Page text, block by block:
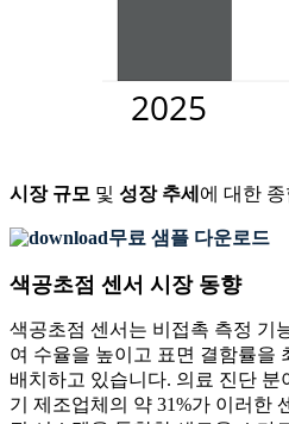
시장 규모 및 성장 추세 에 대한
무료 샘플 다운로드
색공초점 센서 시장 동향
색공초점 센서는 비접촉 측정 기
여 수율을 높이고 표면 결함률을
배치하고 있습니다. 의료 진단 분
기 제조업체의 약 31%가 이러한